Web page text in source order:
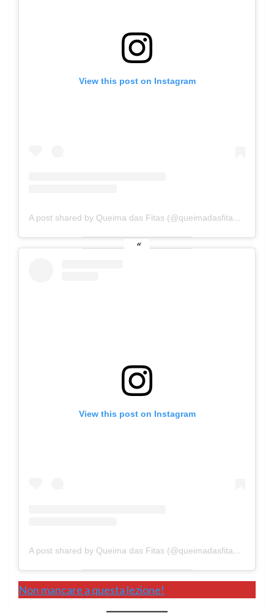
View this post on Instagram
A post shared by Queima das Fitas (@queimadasfitascoimbra)
View this post on Instagram
A post shared by Queima das Fitas (@queimadasfitascoimbra)
Non mancare a questa lezione!